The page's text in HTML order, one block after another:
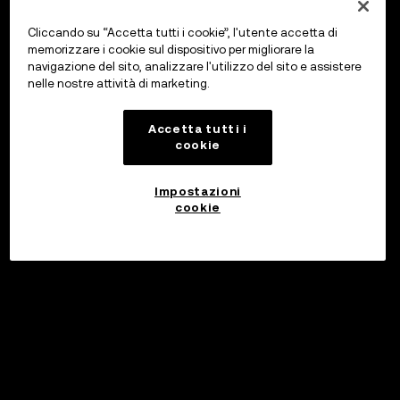
Cliccando su “Accetta tutti i cookie”, l'utente accetta di
memorizzare i cookie sul dispositivo per migliorare la
navigazione del sito, analizzare l'utilizzo del sito e assistere
nelle nostre attività di marketing.
Accetta tutti i
cookie
Impostazioni
cookie